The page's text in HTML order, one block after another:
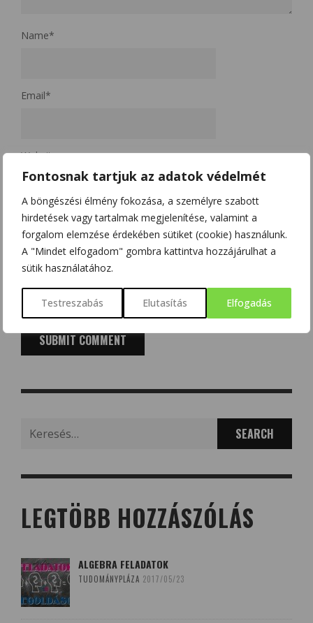
Fontosnak tartjuk az adatok védelmét
A böngészési élmény fokozása, a személyre szabott
hirdetések vagy tartalmak megjelenítése, valamint a
forgalom elemzése érdekében sütiket (cookie) használunk.
A "Mindet elfogadom" gombra kattintva hozzájárulhat a
sütik használatához.
Testreszabás Elutasítás Elfogadás
Name*
Email*
Website
A nevem, e-mail címem, és weboldalcímem mentése a
böngészőben a következő hozzászólásomhoz.
Kérjük, adja meg a választ számjegyekkel:
tizenhat + 14 =
for:
LEGTÖBB HOZZÁSZÓLÁS
ALGEBRA FELADATOK
TUDOMÁNYPLÁZA 2017/05/23